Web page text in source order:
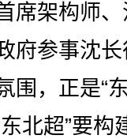
席架构师
府参事沈
围，正是“
北超”要构